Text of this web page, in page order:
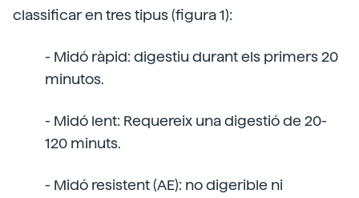
classificar en tres tipus (figura 1):
- Midó ràpid: digestiu durant els primers 20
minutos.
- Midó lent: Requereix una digestió de 20-
120 minuts.
- Midó resistent (AE): no digerible ni